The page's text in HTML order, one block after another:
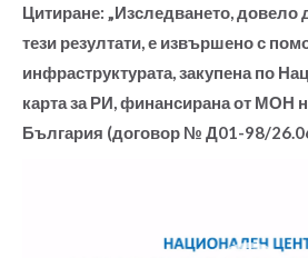
Цитиране: „Изследването, довело
тези резултати, е извършено с
инфраструктурата, закупена по
карта за РИ, финансирана от МОН
България (договор № Д01-98/